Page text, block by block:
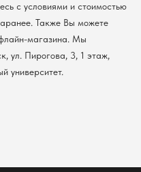
с условиями и стоимостью
Также Вы можете
магазина. Мы
ул. Пирогова, 3, 1 этаж,
университет.